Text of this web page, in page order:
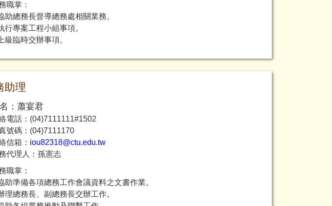
職掌：
助總務長督導總務處相關業務。
行專案工程小組事項。
級臨時交辦事項。
助理
：蕭宴君
電話：(04)7111111#1502
號碼：(04)7111170
信箱： iou82318@ctu.edu.tw
代理人：孫憲志
職掌：
助準備各項總務工作會議資料之文書作業。
理總務長、副總務長交辦工作。